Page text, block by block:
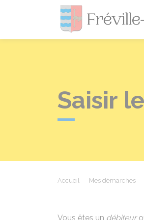
Saisir
Accueil Mes démarches
Vous êtes un débiteur